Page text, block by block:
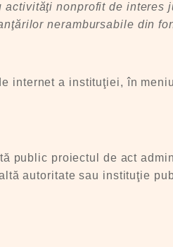
nonprofit de interes
nerambursabile din
internet a instituţiei, în
public proiectul de act
autoritate sau instituţie